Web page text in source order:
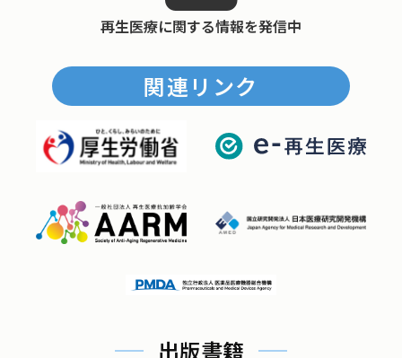
再生医療に関する情報を発信中
関連リンク
出版書籍